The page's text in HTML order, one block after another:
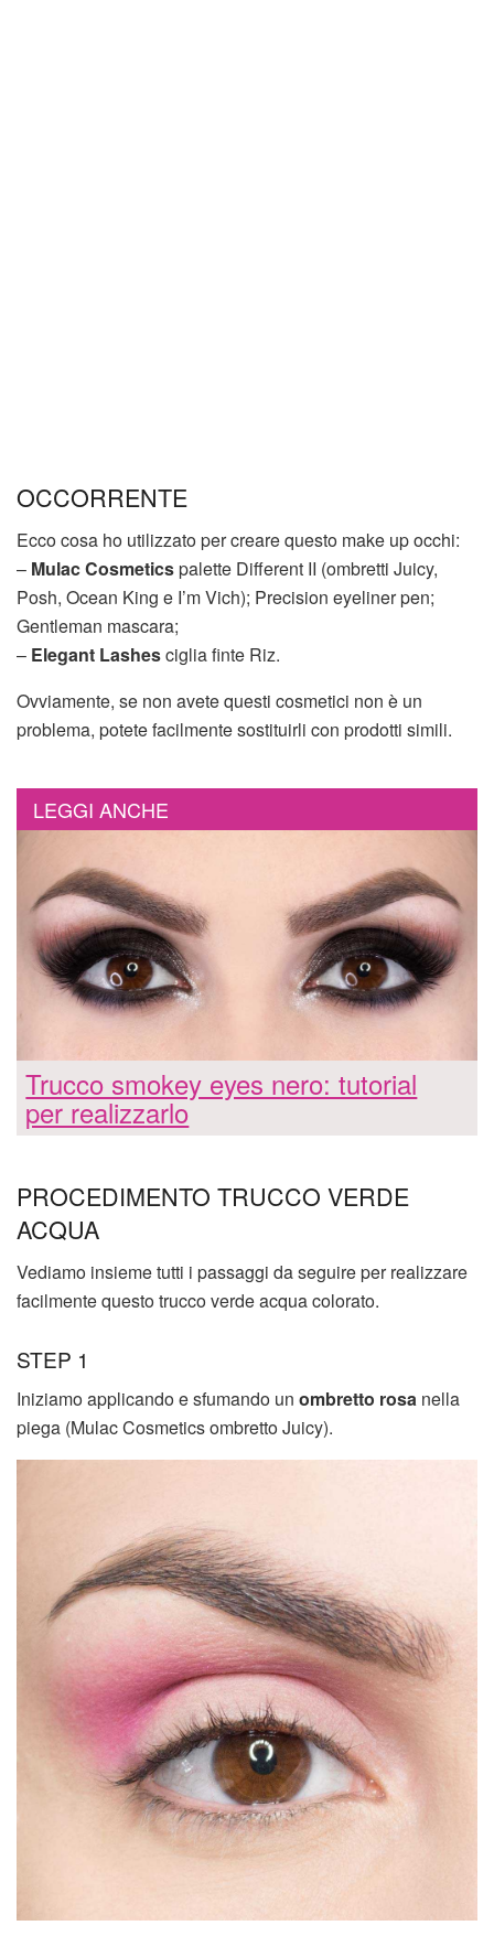
OCCORRENTE
Ecco cosa ho utilizzato per creare questo make up occhi:
– Mulac Cosmeticspalette Different II (ombretti Juicy,
Posh, Ocean King e I’m Vich); Precision eyeliner pen;
Gentleman mascara;
– Elegant Lashesciglia finte Riz.
Ovviamente, se non avete questi cosmetici non è un
problema, potete facilmente sostituirli con prodotti simili.
LEGGI ANCHE
Trucco smokey eyes nero: tutorial
per realizzarlo
PROCEDIMENTO TRUCCO VERDE
ACQUA
Vediamo insieme tutti i passaggi da seguire per realizzare
facilmente questo trucco verde acqua colorato.
STEP 1
Iniziamo applicando e sfumando un ombretto rosa nella
piega (Mulac Cosmetics ombretto Juicy).